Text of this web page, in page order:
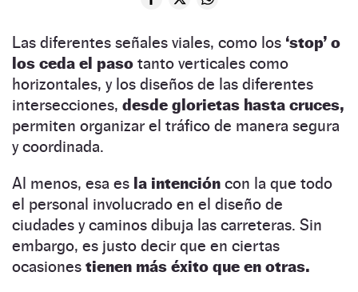
Las diferentes señales viales, como los ‘stop’ o
los ceda el paso tanto verticales como
horizontales, y los diseños de las diferentes
intersecciones, desde glorietas hasta cruces,
permiten organizar el tráfico de manera segura
y coordinada.
Al menos, esa es la intención con la que todo
el personal involucrado en el diseño de
ciudades y caminos dibuja las carreteras. Sin
embargo, es justo decir que en ciertas
ocasiones tienen más éxito que en otras.